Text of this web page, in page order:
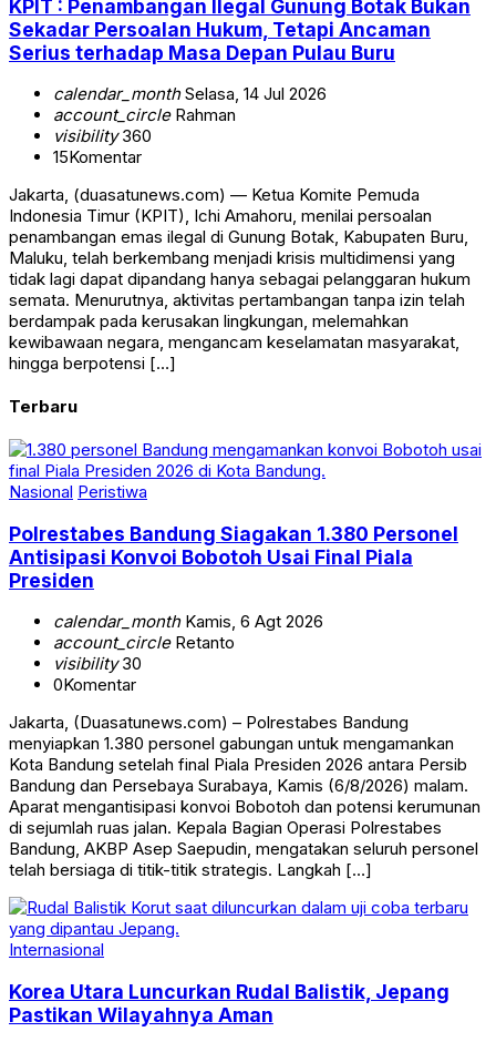
KPIT : Penambangan Ilegal Gunung Botak Bukan
Sekadar Persoalan Hukum, Tetapi Ancaman
Serius terhadap Masa Depan Pulau Buru
calendar_monthSelasa, 14 Jul 2026
account_circleRahman
visibility360
15Komentar
Jakarta, (duasatunews.com) — Ketua Komite Pemuda
Indonesia Timur (KPIT), Ichi Amahoru, menilai persoalan
penambangan emas ilegal di Gunung Botak, Kabupaten Buru,
Maluku, telah berkembang menjadi krisis multidimensi yang
tidak lagi dapat dipandang hanya sebagai pelanggaran hukum
semata. Menurutnya, aktivitas pertambangan tanpa izin telah
berdampak pada kerusakan lingkungan, melemahkan
kewibawaan negara, mengancam keselamatan masyarakat,
hingga berpotensi […]
Terbaru
Nasional Peristiwa
Polrestabes Bandung Siagakan 1.380 Personel
Antisipasi Konvoi Bobotoh Usai Final Piala
Presiden
calendar_monthKamis, 6 Agt 2026
account_circleRetanto
visibility30
0Komentar
Jakarta, (Duasatunews.com) – Polrestabes Bandung
menyiapkan 1.380 personel gabungan untuk mengamankan
Kota Bandung setelah final Piala Presiden 2026 antara Persib
Bandung dan Persebaya Surabaya, Kamis (6/8/2026) malam.
Aparat mengantisipasi konvoi Bobotoh dan potensi kerumunan
di sejumlah ruas jalan. Kepala Bagian Operasi Polrestabes
Bandung, AKBP Asep Saepudin, mengatakan seluruh personel
telah bersiaga di titik-titik strategis. Langkah […]
Internasional
Korea Utara Luncurkan Rudal Balistik, Jepang
Pastikan Wilayahnya Aman